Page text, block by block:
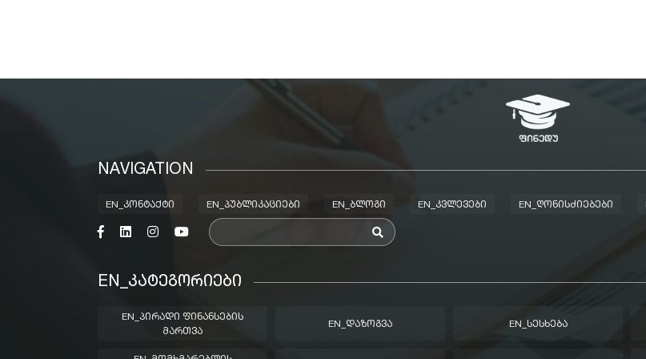
NAVIGATION
EN_ᲙᲝᲜᲢᲐᲥᲢᲘ EN_ᲞᲣᲑᲚᲘᲙᲐᲪᲘᲔᲑᲘ EN_ᲑᲚᲝᲒᲘ EN_ᲙᲕᲚᲔᲕᲔᲑᲘ EN_ᲦᲝᲜᲘᲡᲫᲘᲔᲑᲔᲑᲘ
EN_ᲙᲐᲢᲔᲒᲝᲠᲘᲔᲑᲘ
EN_ᲞᲘᲠᲐᲓᲘ ᲤᲘᲜᲐᲜᲡᲔᲑᲘᲡ
ᲛᲐᲠᲗᲕᲐ
EN_ᲓᲐᲖᲝᲒᲕᲐ EN_ᲡᲔᲡᲮᲔᲑᲐ